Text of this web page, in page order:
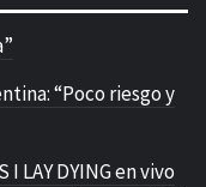
“Poco riesgo y
I LAY DYING en vivo